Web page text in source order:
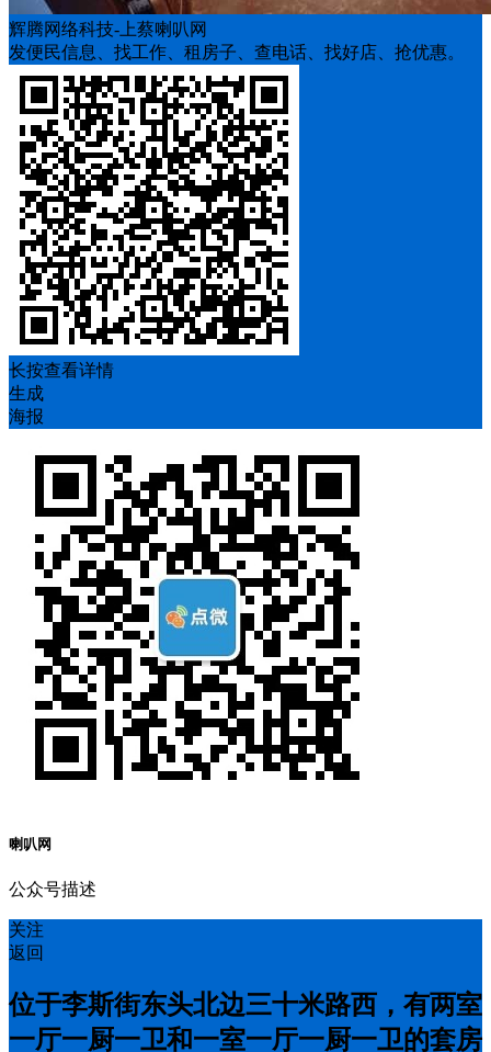
辉腾网络科技-上蔡喇叭网
发便民信息、找工作、租房子、查电话、找好店、抢优惠。
长按查看详情
生成
海报
喇叭网
公众号描述
关注
返回
位于李斯街东头北边三十米路西，有两室
一厅一厨一卫和一室一厅一厨一卫的套房